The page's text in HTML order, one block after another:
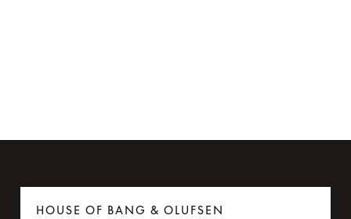
HOUSE OF BANG & OLUFSEN